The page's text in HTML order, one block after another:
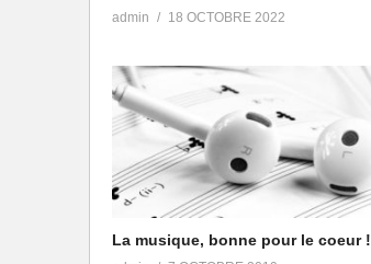
admin 18 OCTOBRE 2022
La musique, bonne pour le coeur !